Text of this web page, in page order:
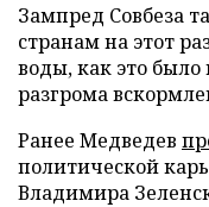
Зампред Совбеза
странам на этот
воды, как это
разгрома
Ранее Медведев
политической
Владимира